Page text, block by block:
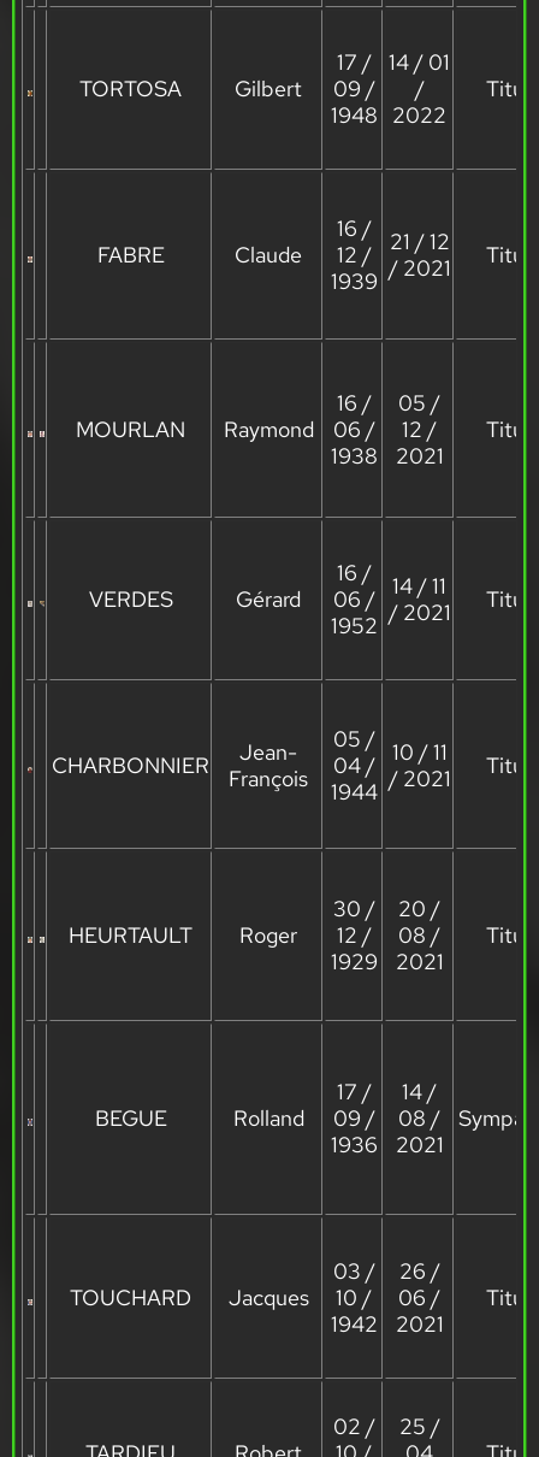
TORTOSA Gilbert
17 /
09 /
1948
14 / 01
/
2022
FABRE Claude
16 /
12 /
1939
21 / 12
/ 2021
MOURLAN Raymond
16 /
06 /
1938
05 /
12 /
2021
VERDES Gérard
16 /
06 /
1952
14 / 11
/ 2021
CHARBONNIER
Jean-
François
05 /
04 /
1944
10 / 11
/ 2021
HEURTAULT Roger
30 /
12 /
1929
20 /
08 /
2021
BEGUE Rolland
17 /
09 /
1936
14 /
08 /
2021
TOUCHARD Jacques
03 /
10 /
1942
26 /
06 /
2021
02 /
25 /